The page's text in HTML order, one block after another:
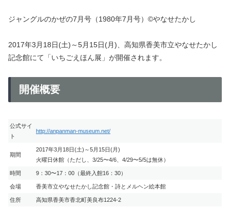
ジャングルのかぜの7月号（1980年7月号）©やなせたかし
2017年3月18日(土)～5月15日(月)、高知県香美市立やなせたかし
記念館にて「いちごえほん展」が開催されます。
開催概要
公式サイ
ト
http://anpanman-museum.net/
期間
2017年3月18日(土)～5月15日(月)
火曜日休館（ただし、3/25〜4/6、4/29〜5/5は無休）
時間 9：30〜17：00（最終入館16：30）
会場 香美市立やなせたかし記念館・詩とメルヘン絵本館
住所 高知県香美市香北町美良布1224-2